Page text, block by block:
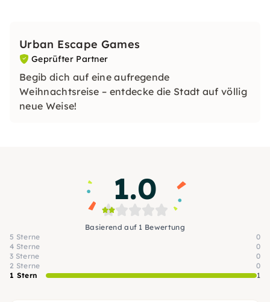
Urban Escape Games
Geprüfter Partner
Begib dich auf eine aufregende
Weihnachtsreise – entdecke die Stadt auf völlig
neue Weise!
1.0
Basierend auf 1 Bewertung
5 Sterne
0
4 Sterne
0
3 Sterne
0
2 Sterne
0
1 Stern
1